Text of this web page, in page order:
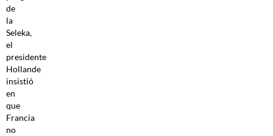
de
la
Seleka,
el
presidente
Hollande
insistió
en
que
Francia
no